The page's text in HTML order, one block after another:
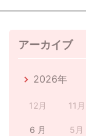
アーカイブ
2026年
12月 11月
6 月 5月